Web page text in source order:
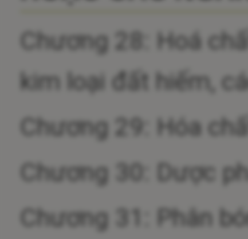
Chương 28: Hoá
kim loại đất hiếm,
Chương 29: Hóa
Chương 30: Dược
Chương 31: Phân